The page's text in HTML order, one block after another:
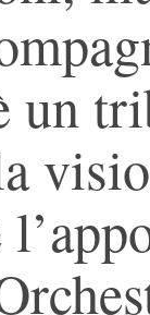
un